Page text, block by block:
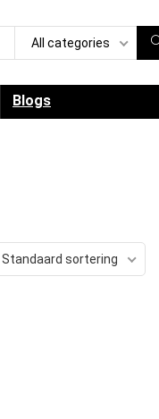
All categories
Blogs
Standaard sortering